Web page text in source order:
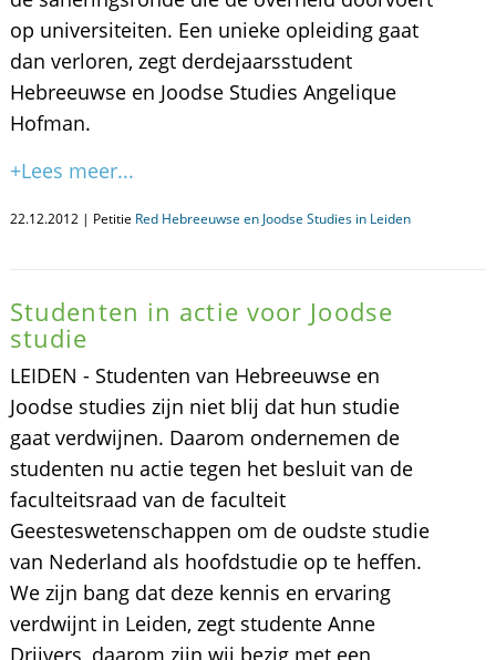
op universiteiten. Een unieke opleiding gaat
dan verloren, zegt derdejaarsstudent
Hebreeuwse en Joodse Studies Angelique
Hofman.
+Lees meer...
22.12.2012 | Petitie Red Hebreeuwse en Joodse Studies in Leiden
Studenten in actie voor Joodse
studie
LEIDEN - Studenten van Hebreeuwse en
Joodse studies zijn niet blij dat hun studie
gaat verdwijnen. Daarom ondernemen de
studenten nu actie tegen het besluit van de
faculteitsraad van de faculteit
Geesteswetenschappen om de oudste studie
van Nederland als hoofdstudie op te heffen.
We zijn bang dat deze kennis en ervaring
verdwijnt in Leiden, zegt studente Anne
Drijvers, daarom zijn wij bezig met een